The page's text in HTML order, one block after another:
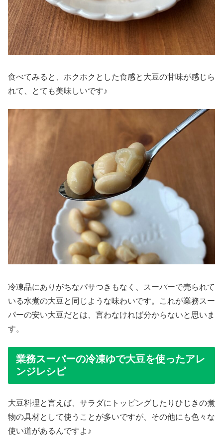
食べてみると、ホクホクとした食感と大豆の甘味が感じら
れて、とても美味しいです♪
冷凍品にありがちなパサつきもなく、スーパーで売られて
いる水煮の大豆と同じような味わいです。これが業務スー
パーの安い大豆だとは、言わなければ分からないと思いま
す。
業務スーパーの冷凍ゆで大豆を使ったアレ
ンジレシピ
大豆料理と言えば、サラダにトッピングしたりひじきの煮
物の具材として使うことが多いですが、その他にも色々な
使い道があるんですよ♪